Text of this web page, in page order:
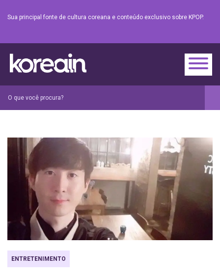
Sua principal fonte de cultura coreana e conteúdo exclusivo sobre KPOP.
ENTRETENIMENTO